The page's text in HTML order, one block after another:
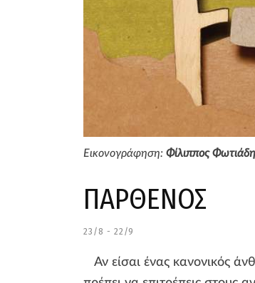
Εικονογράφηση: Φίλιππος
ΠΑΡΘΕΝΟΣ
23/8 - 22/9
Αν είσαι ένας κανονικός